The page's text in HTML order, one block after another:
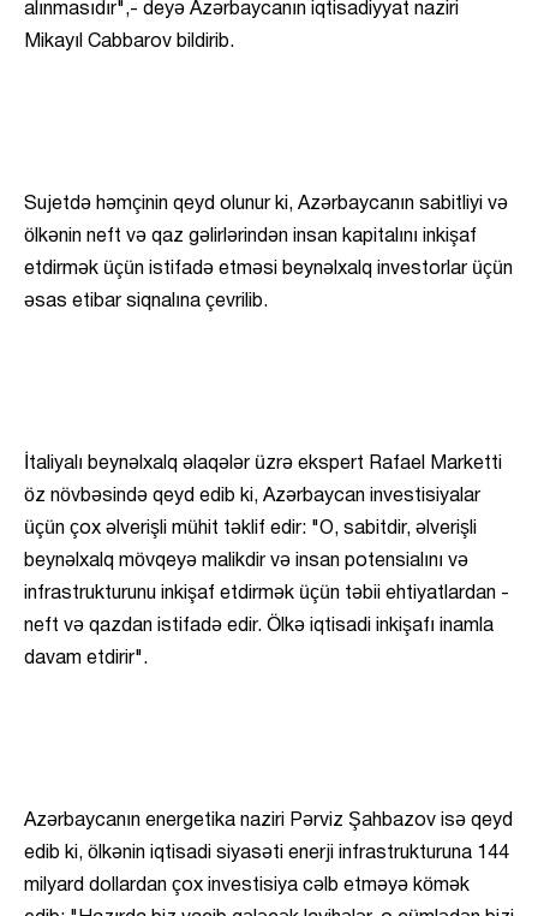
alınmasıdır",- deyə Azərbaycanın iqtisadiyyat naziri
Mikayıl Cabbarov bildirib.
Sujetdə həmçinin qeyd olunur ki, Azərbaycanın sabitliyi və
ölkənin neft və qaz gəlirlərindən insan kapitalını inkişaf
etdirmək üçün istifadə etməsi beynəlxalq investorlar üçün
əsas etibar siqnalına çevrilib.
İtaliyalı beynəlxalq əlaqələr üzrə ekspert Rafael Marketti
öz növbəsində qeyd edib ki, Azərbaycan investisiyalar
üçün çox əlverişli mühit təklif edir: "O, sabitdir, əlverişli
beynəlxalq mövqeyə malikdir və insan potensialını və
infrastrukturunu inkişaf etdirmək üçün təbii ehtiyatlardan -
neft və qazdan istifadə edir. Ölkə iqtisadi inkişafı inamla
davam etdirir".
Azərbaycanın energetika naziri Pərviz Şahbazov isə qeyd
edib ki, ölkənin iqtisadi siyasəti enerji infrastrukturuna 144
milyard dollardan çox investisiya cəlb etməyə kömək